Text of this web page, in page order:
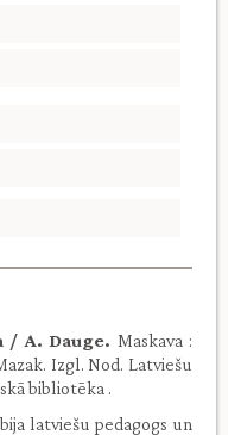
/ A. Dauge. Maskava :
Izgl. Nod. Latviešu
bibliotēka .
latviešu pedagogs un